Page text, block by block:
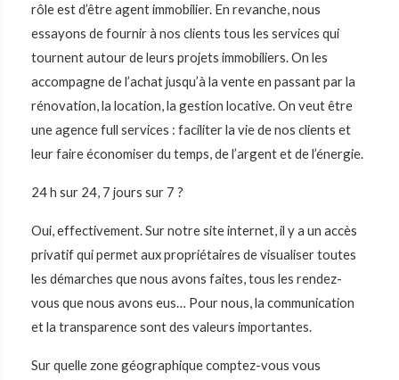
rôle est d’être agent immobilier. En revanche, nous
essayons de fournir à nos clients tous les services qui
tournent autour de leurs projets immobiliers. On les
accompagne de l’achat jusqu’à la vente en passant par la
rénovation, la location, la gestion locative. On veut être
une agence full services : faciliter la vie de nos clients et
leur faire économiser du temps, de l’argent et de l’énergie.
24 h sur 24, 7 jours sur 7 ?
Oui, effectivement. Sur notre site internet, il y a un accès
privatif qui permet aux propriétaires de visualiser toutes
les démarches que nous avons faites, tous les rendez-
vous que nous avons eus… Pour nous, la communication
et la transparence sont des valeurs importantes.
Sur quelle zone géographique comptez-vous vous